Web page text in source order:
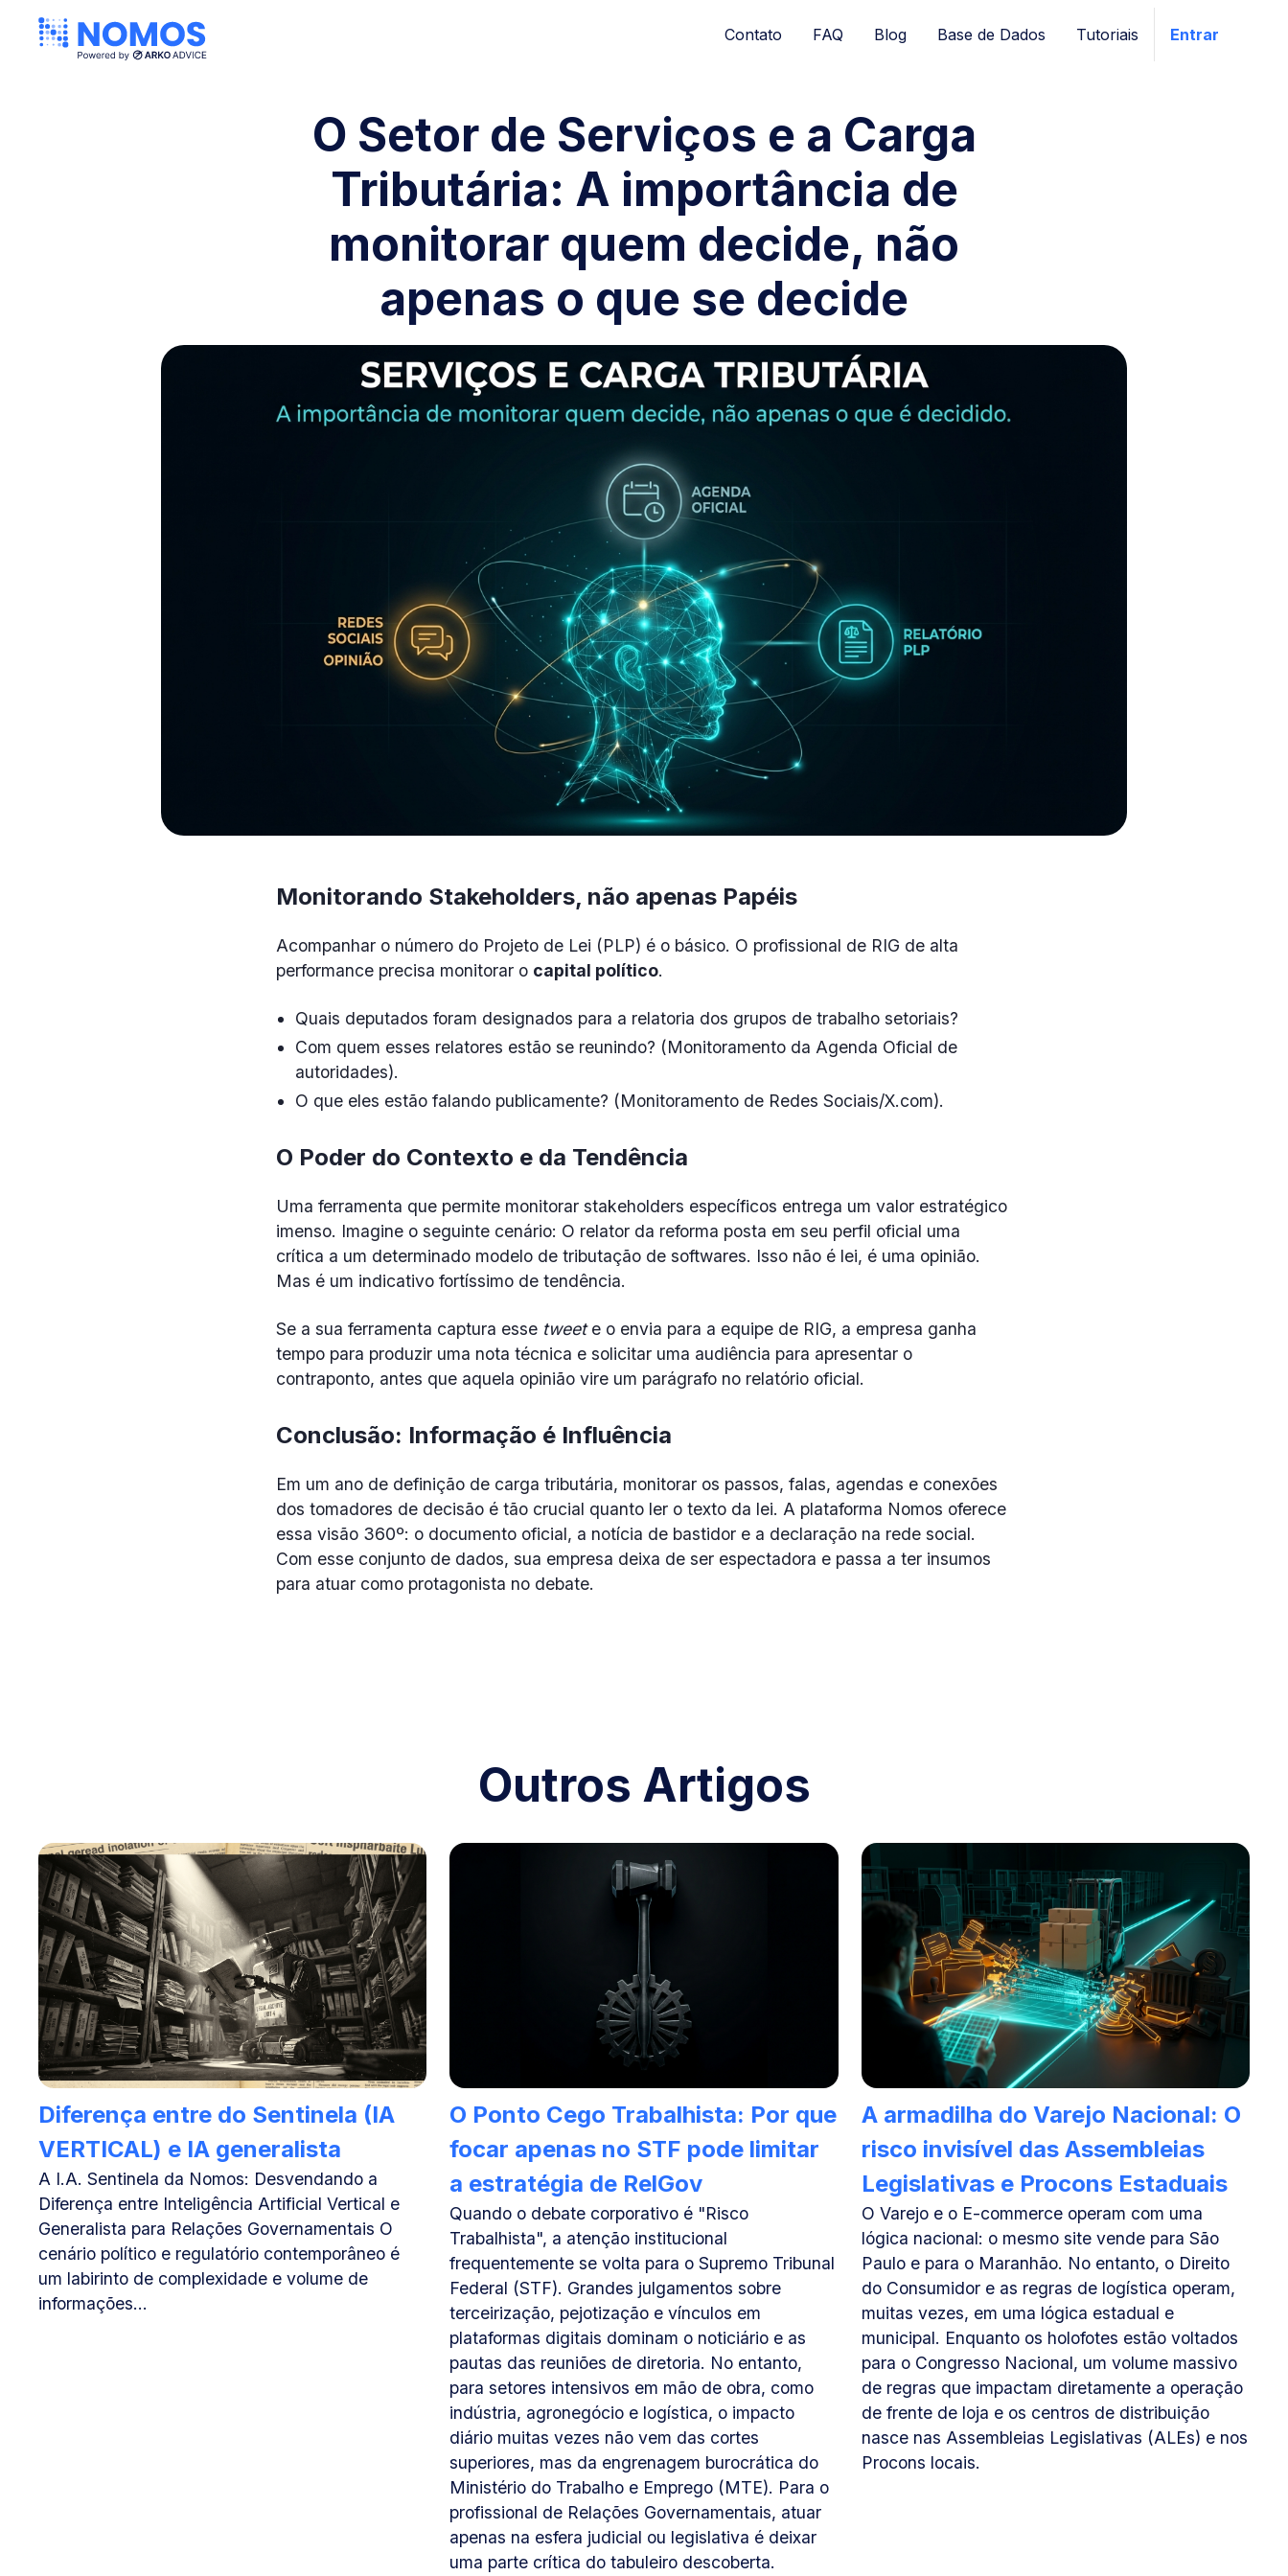
Contato FAQ Blog Base de Dados Tutoriais Entrar
O Setor de Serviços e a Carga
Tributária: A importância de
monitorar quem decide, não
apenas o que se decide
Monitorando Stakeholders, não apenas Papéis
Acompanhar o número do Projeto de Lei (PLP) é o básico. O profissional de RIG de alta
performance precisa monitorar o capital político.
Quais deputados foram designados para a relatoria dos grupos de trabalho setoriais?
Com quem esses relatores estão se reunindo? (Monitoramento da Agenda Oficial de
autoridades).
O que eles estão falando publicamente? (Monitoramento de Redes Sociais/X.com).
O Poder do Contexto e da Tendência
Uma ferramenta que permite monitorar stakeholders específicos entrega um valor estratégico
imenso. Imagine o seguinte cenário: O relator da reforma posta em seu perfil oficial uma
crítica a um determinado modelo de tributação de softwares. Isso não é lei, é uma opinião.
Mas é um indicativo fortíssimo de tendência.
Se a sua ferramenta captura esse tweete o envia para a equipe de RIG, a empresa ganha
tempo para produzir uma nota técnica e solicitar uma audiência para apresentar o
contraponto, antes que aquela opinião vire um parágrafo no relatório oficial.
Conclusão: Informação é Influência
Em um ano de definição de carga tributária, monitorar os passos, falas, agendas e conexões
dos tomadores de decisão é tão crucial quanto ler o texto da lei. A plataforma Nomos oferece
essa visão 360º: o documento oficial, a notícia de bastidor e a declaração na rede social.
Com esse conjunto de dados, sua empresa deixa de ser espectadora e passa a ter insumos
para atuar como protagonista no debate.
Outros Artigos
Diferença entre do Sentinela (IA
VERTICAL) e IA generalista
A I.A. Sentinela da Nomos: Desvendando a
Diferença entre Inteligência Artificial Vertical e
Generalista para Relações Governamentais O
cenário político e regulatório contemporâneo é
um labirinto de complexidade e volume de
informações...
O Ponto Cego Trabalhista: Por que
focar apenas no STF pode limitar
a estratégia de RelGov
Quando o debate corporativo é "Risco
Trabalhista", a atenção institucional
frequentemente se volta para o Supremo Tribunal
Federal (STF). Grandes julgamentos sobre
terceirização, pejotização e vínculos em
plataformas digitais dominam o noticiário e as
pautas das reuniões de diretoria. No entanto,
para setores intensivos em mão de obra, como
indústria, agronegócio e logística, o impacto
diário muitas vezes não vem das cortes
superiores, mas da engrenagem burocrática do
Ministério do Trabalho e Emprego (MTE). Para o
profissional de Relações Governamentais, atuar
apenas na esfera judicial ou legislativa é deixar
uma parte crítica do tabuleiro descoberta.
A armadilha do Varejo Nacional: O
risco invisível das Assembleias
Legislativas e Procons Estaduais
O Varejo e o E-commerce operam com uma
lógica nacional: o mesmo site vende para São
Paulo e para o Maranhão. No entanto, o Direito
do Consumidor e as regras de logística operam,
muitas vezes, em uma lógica estadual e
municipal. Enquanto os holofotes estão voltados
para o Congresso Nacional, um volume massivo
de regras que impactam diretamente a operação
de frente de loja e os centros de distribuição
nasce nas Assembleias Legislativas (ALEs) e nos
Procons locais.